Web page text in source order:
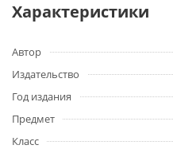
Характеристики
Автор
Издательство
Год издания
Предмет
Класс